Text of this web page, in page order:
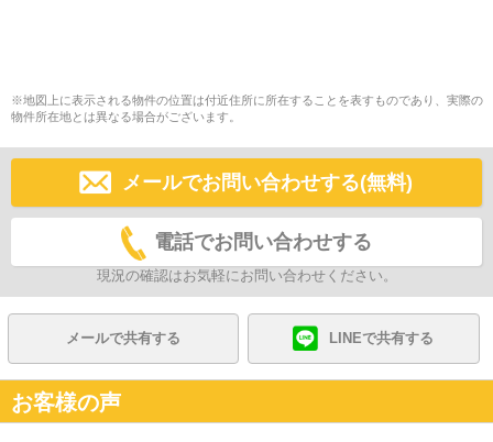
※地図上に表示される物件の位置は付近住所に所在することを表すものであり、実際の
物件所在地とは異なる場合がございます。
メールでお問い合わせする(無料)
電話でお問い合わせする
現況の確認はお気軽にお問い合わせください。
メールで共有する LINEで共有する
お客様の声